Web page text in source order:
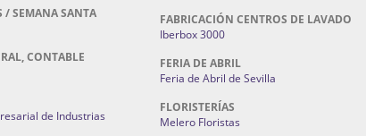
/ SEMANA SANTA
CONTABLE
de Industrias
FABRICACIÓN CENTROS DE LAVADO
Iberbox 3000
FERIA DE ABRIL
Feria de Abril de Sevilla
FLORISTERÍAS
Melero Floristas